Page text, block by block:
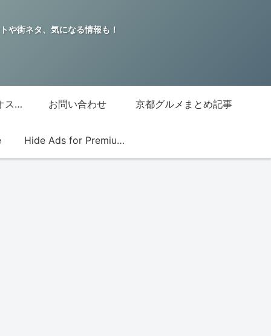
や街ネタ、気になる情報も！
グッチジャパン的オススメ店 お問い合わせ 京都グルメまとめ記事
Hide Ads for Premium Members